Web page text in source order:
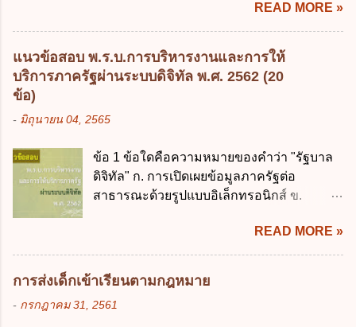
ประมาณ พ.ศ. 2561 2. นายกรัฐมนตรีเป็นผู้
รักษาการตามพระราช บัญญัติวิธีการงบ
ประมาณ พ.ศ. 2561 3. รัฐมนตรีว่าการ
กระทรวงการคลัง เป็นผู้รักษาการตามพระ
โปร่งใสและตรวจสอบได้ ข้อ 4. พระราช
บัญญัติวิธีการงบประมาณ พ.ศ. 2561 บัญญัติ
ให้การบริหา...
เศรษฐกิจ ค. หลักการพัฒนาทางเศรษฐกิจ
อย่างยั่งยืน ง. หลักความเป็นธรรมในสังคม ข้อ
2 สัดส่วนหนี้สาธารณะต่อผลิตภัณฑ์มวลรวม
ในประเทศเพื่อใช้เป็นกรอบในการบริหารหนี้
สาธารณะเป็นไปตามข้อใด ก. ไม่เกินร้อยละ 5
เกินร้อยละ 60 ข้อ 3 กฎหมายว่าด้วยวินัยการ
กฎหมายที่ให้จัดเก็บภาษีอากรหรือค่า
ธรรมเนียมเพิ่มขึ้นจากที่กำหนดไว้ในกฎหมาย
เพื่อการนำไปใช้จ่ายตามวัตถุประสงค์หรือเพื่อ
ข้อใด ก. เป็นไปตามความต้องการของชุมชน
ข. เพื่อป็นรายได้ขององค์กรปกครองส่วนท้อง
ถิ่น ค. มีเหตุจำเป็นหรือเหตุฉุกเฉินที่มิอาจหลีก
READ MORE »
แนวข้อสอบ พ.ร.บ.การบริหารงานและการให้
บริการภาครัฐผ่านระบบดิจิทัล พ.ศ. 2562 (20
ข้อ)
- มิถุนายน 04, 2565
ข้อ 1 ข้อใดคือความหมายของคำว่า "รัฐบาล
ดิจิทัล" ก. การเปิดเผยข้อมูลภาครัฐต่อ
สาธารณะด้วยรูปแบบอิเล็กทรอนิกส์ ข.
การบริหารงาน การให้บริการ การบูรณาการ
ข้อมูลภาครัฐ ค. วิธีการนำสัญลักษณ์ศูนย์และ
หนึ่ง เพื่อใช้สร้างระบบต่าง ๆ ง. สำนักงาน
พัฒนารัฐบาลดิจิทัล (องค์การมหาชน) ข้อ 2
การบริหารงานภาครัฐและการจัดทำบริการ
READ MORE »
การส่งเด็กเข้าเรียนตามกฎหมาย
- กรกฎาคม 31, 2561